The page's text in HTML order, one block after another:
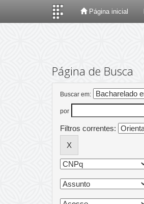
Página inicial
Página de Busca
Buscar em:
por
Filtros correntes: